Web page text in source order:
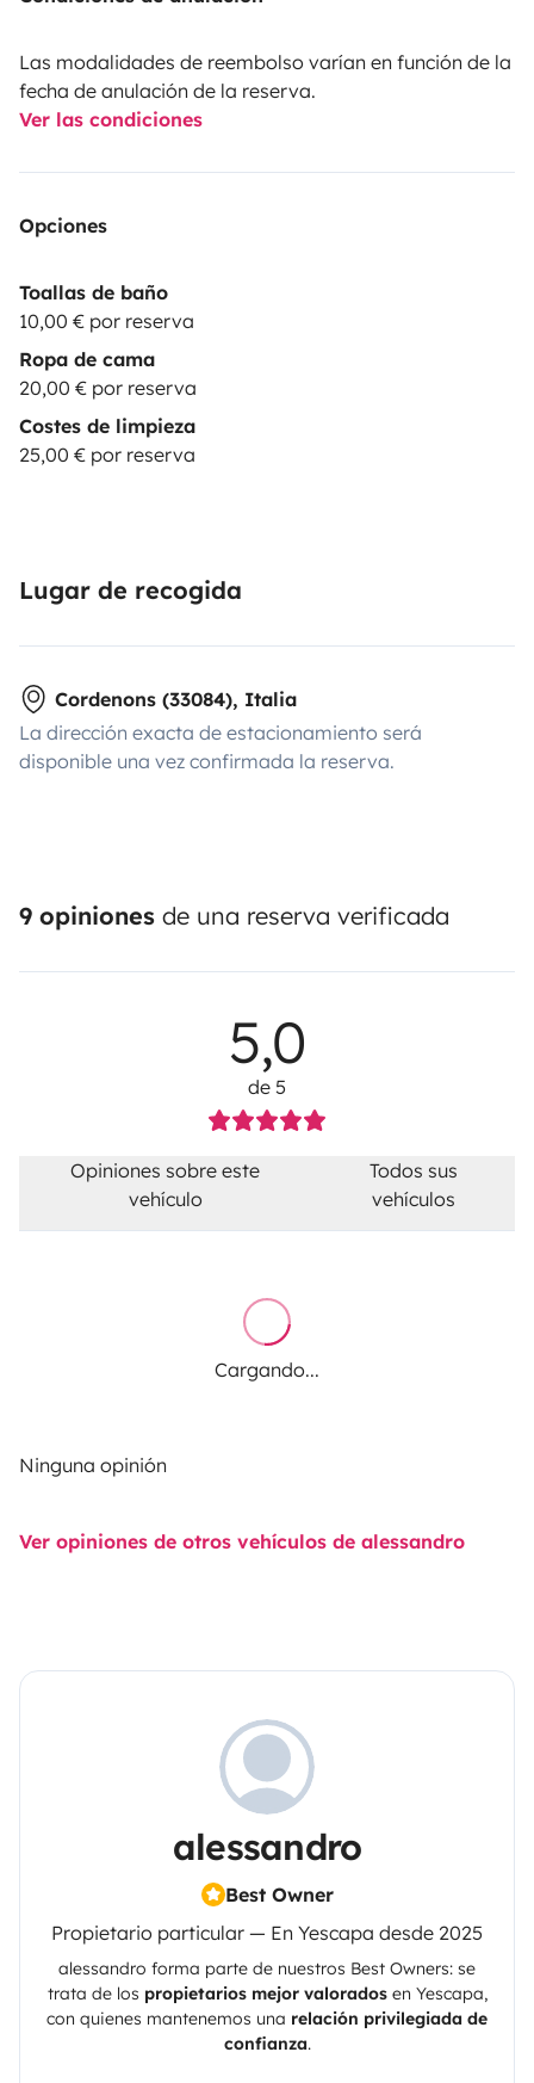
Las modalidades de reembolso varían en función de la
fecha de anulación de la reserva.
Ver las condiciones
Opciones
Toallas de baño
10,00 € por reserva
Ropa de cama
20,00 € por reserva
Costes de limpieza
25,00 € por reserva
Lugar de recogida
Cordenons (33084), Italia
La dirección exacta de estacionamiento será
disponible una vez confirmada la reserva.
9 opiniones de una reserva verificada
5,0
de 5
Opiniones sobre este
vehículo
Todos sus
vehículos
Cargando...
Ninguna opinión
Ver opiniones de otros vehículos de alessandro
alessandro
Best Owner
Propietario particular — En Yescapa desde 2025
alessandro forma parte de nuestros Best Owners: se
trata de los propietarios mejor valoradosen Yescapa,
con quienes mantenemos una relación privilegiada de
confianza.